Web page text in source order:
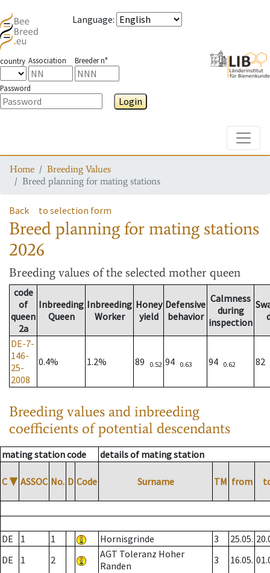
Language:
country Association Breeder n°
Password
Login
Home
Breeding Values
Breed planning for mating stations
Back to selection form
Breed planning for mating stations
2026
Breeding values of the selected mother queen
code
of
queen
2a
Inbreeding
Queen
Inbreeding
Worker
Honey
yield
Defensive
behavior
Calmness
during
inspection
DE-7-
146-
25-
2008
0.4% 1.2% 89 0.52 94 0.63 94 0.62 82
Breeding values and inbreeding
coefficients of potential descendants
mating station code details of mating station
C ▼ ASSOC No. D Code Surname TM from
DE 1 1 Hornisgrinde 3 25.05.
DE
1 2
AGT Toleranz Hoher
Randen
3 16.05.